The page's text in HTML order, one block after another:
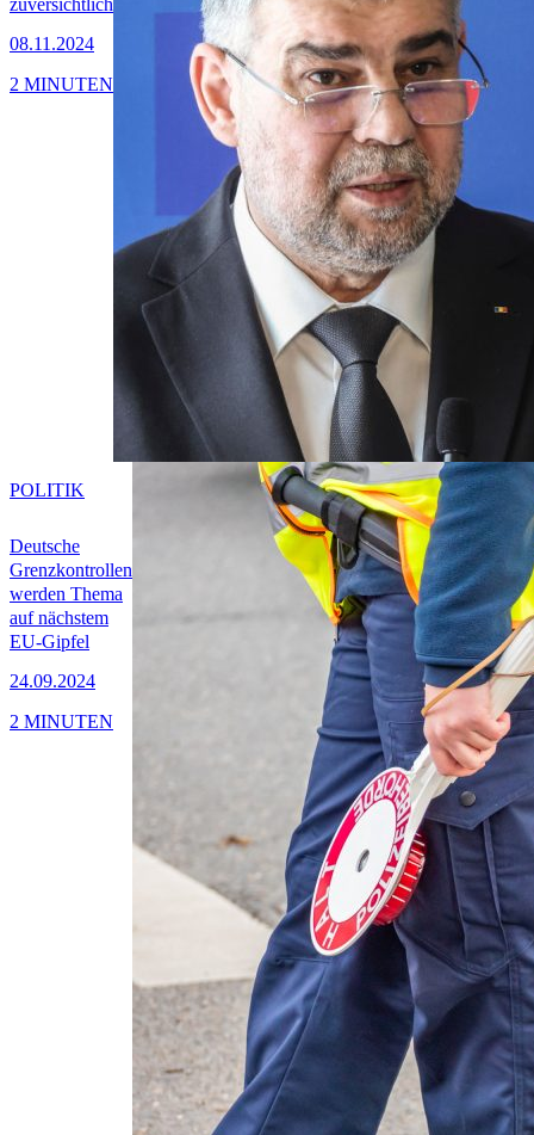
zuversichtlich
08.11.2024
2 MINUTEN
Deutsche
Grenzkontrollen
werden Thema
auf nächstem
EU-Gipfel
24.09.2024
POLITIK
2 MINUTEN